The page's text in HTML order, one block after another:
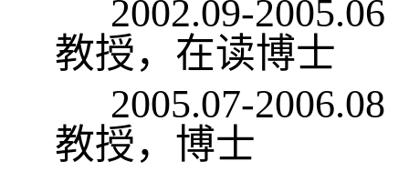
2002.09-
教授，在读博士
2005.07-
教授，博士